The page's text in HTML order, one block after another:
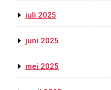
juli 2025
juni 2025
mei 2025